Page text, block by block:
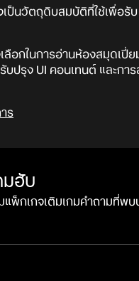
นวัตถุดิบสมบัติที่ใช้เพื่อรับ
อกในการอ่านห้องสมุดเปี่
รุง UI คอนเทนต์ และการ
ร
มฮับ
แพ็กเกจเติมเกมคำถามที่พบ